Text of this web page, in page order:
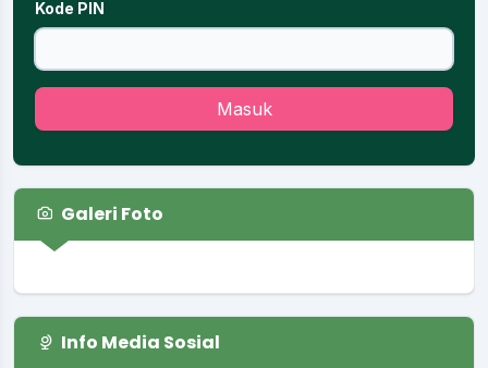
Kode PIN
Masuk
Galeri Foto
Info Media Sosial